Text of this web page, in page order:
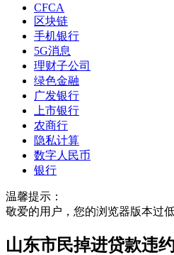
CFCA
区块链
手机银行
5G消息
理财子公司
绿色金融
广发银行
上市银行
农商行
隐私计算
数字人民币
银行
温馨提示：
敬爱的用户，您的浏览器版本过
山东市民掉进贷款违